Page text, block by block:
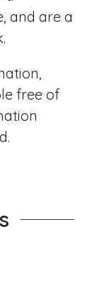
and are a
free of
.